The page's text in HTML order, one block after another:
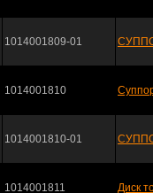
1014001809-01
1014001810
1014001810-01
1014001811 Диск